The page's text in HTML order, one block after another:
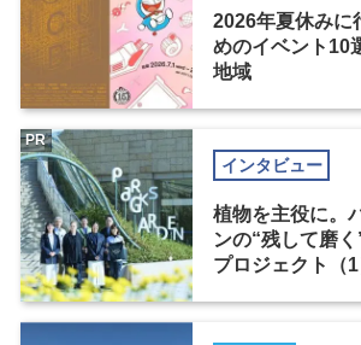
2026年夏休みに
めのイベント10
地域
インタビュー
植物を主役に。
ンの“残して磨
プロジェクト（1
PR